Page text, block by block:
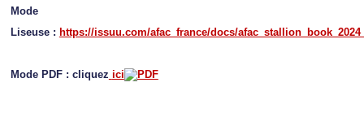
Mode
Liseuse : https://issuu.com/afac_france/docs/
Mode PDF : cliquez ici